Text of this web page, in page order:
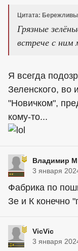
Цитата:
Грязные
встрече с
Я всегда
Зеленского, во
"Новичком",
кому-то...
Владимир М
3 января
Фабрика по
Зе и К конечно
VicVic
3 января